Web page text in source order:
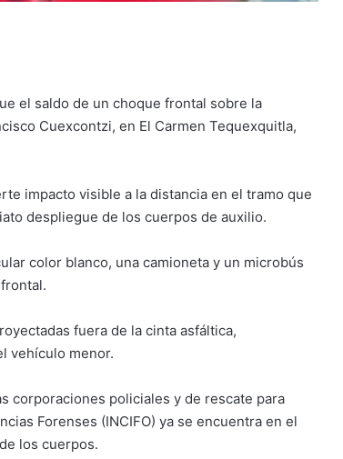
el saldo de un choque frontal sobre la
Cuexcontzi, en El Carmen Tequexquitla,
impacto visible a la distancia en el tramo que
despliegue de los cuerpos de auxilio.
color blanco, una camioneta y un microbús
fuera de la cinta asfáltica,
vehículo menor.
corporaciones policiales y de rescate para
Forenses (INCIFO) ya se encuentra en el
los cuerpos.